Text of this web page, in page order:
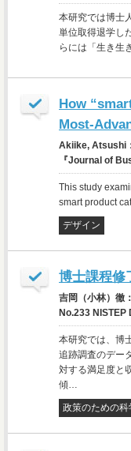
本研究では博士
単位取得退学し
らには「生き生
How
Most-
Akiike, Atsushi
『Journal of
This study
smart product
デザイン
博士課程修
吉岡（小林）徹
No.233 NISTEP
本研究では、博
追跡調査のデー
対する満足度と
傾…
政策のための科